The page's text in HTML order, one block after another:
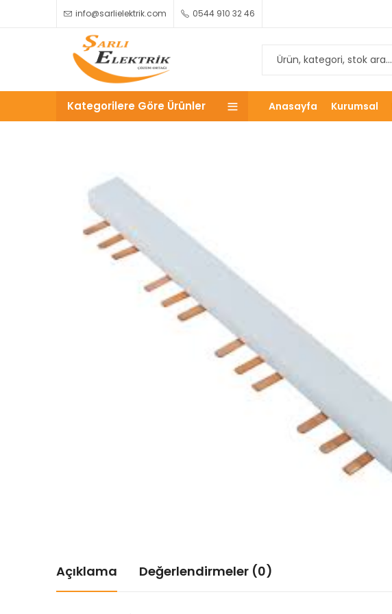
info@sarlielektrik.com 0544 910 32 46
Kategorilere Göre Ürünler Anasayfa Kurumsal
Açıklama Değerlendirmeler (0)